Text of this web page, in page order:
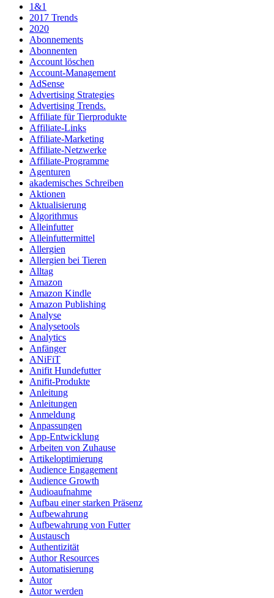
1&1
2017 Trends
2020
Abonnements
Abonnenten
Account löschen
Account-Management
AdSense
Advertising Strategies
Advertising Trends.
Affiliate für Tierprodukte
Affiliate-Links
Affiliate-Marketing
Affiliate-Netzwerke
Affiliate-Programme
Agenturen
akademisches Schreiben
Aktionen
Aktualisierung
Algorithmus
Alleinfutter
Alleinfuttermittel
Allergien
Allergien bei Tieren
Alltag
Amazon
Amazon Kindle
Amazon Publishing
Analyse
Analysetools
Analytics
Anfänger
ANiFiT
Anifit Hundefutter
Anifit-Produkte
Anleitung
Anleitungen
Anmeldung
Anpassungen
App-Entwicklung
Arbeiten von Zuhause
Artikeloptimierung
Audience Engagement
Audience Growth
Audioaufnahme
Aufbau einer starken Präsenz
Aufbewahrung
Aufbewahrung von Futter
Austausch
Authentizität
Author Resources
Automatisierung
Autor
Autor werden